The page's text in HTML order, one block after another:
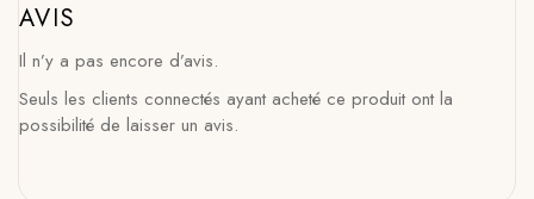
AVIS
Il n’y a pas encore d’avis.
Seuls les clients connectés ayant acheté ce produit ont la
possibilité de laisser un avis.